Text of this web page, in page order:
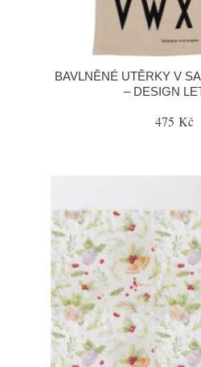
BAVLNĚNÉ UTĚRKY V
– DESIGN
475 Kč